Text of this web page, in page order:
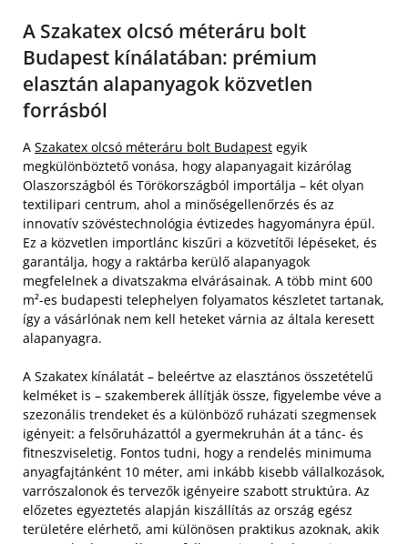
A Szakatex olcsó méteráru bolt
Budapest kínálatában: prémium
elasztán alapanyagok közvetlen
forrásból
A Szakatex olcsó méteráru bolt Budapest egyik
megkülönböztető vonása, hogy alapanyagait kizárólag
Olaszországból és Törökországból importálja – két olyan
textilipari centrum, ahol a minőségellenőrzés és az
innovatív szövéstechnológia évtizedes hagyományra épül.
Ez a közvetlen importlánc kiszűri a közvetítői lépéseket, és
garantálja, hogy a raktárba kerülő alapanyagok
megfelelnek a divatszakma elvárásainak. A több mint 600
m²-es budapesti telephelyen folyamatos készletet tartanak,
így a vásárlónak nem kell heteket várnia az általa keresett
alapanyagra.
A Szakatex kínálatát – beleértve az elasztános összetételű
kelméket is – szakemberek állítják össze, figyelembe véve a
szezonális trendeket és a különböző ruházati szegmensek
igényeit: a felsőruházattól a gyermekruhán át a tánc- és
fitneszviseletig. Fontos tudni, hogy a rendelés minimuma
anyagfajtánként 10 méter, ami inkább kisebb vállalkozások,
varrószalonok és tervezők igényeire szabott struktúra. Az
előzetes egyeztetés alapján kiszállítás az ország egész
területére elérhető, ami különösen praktikus azoknak, akik